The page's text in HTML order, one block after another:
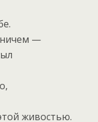
ничем —
живостью.